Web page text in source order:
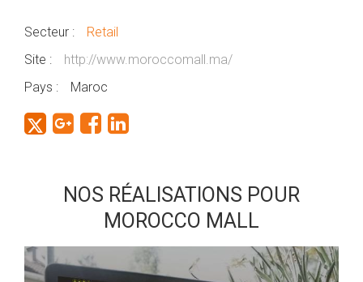
Secteur :
Retail
Site :
http://www.moroccomall.ma/
Pays :
Maroc
NOS RÉALISATIONS POUR
MOROCCO MALL